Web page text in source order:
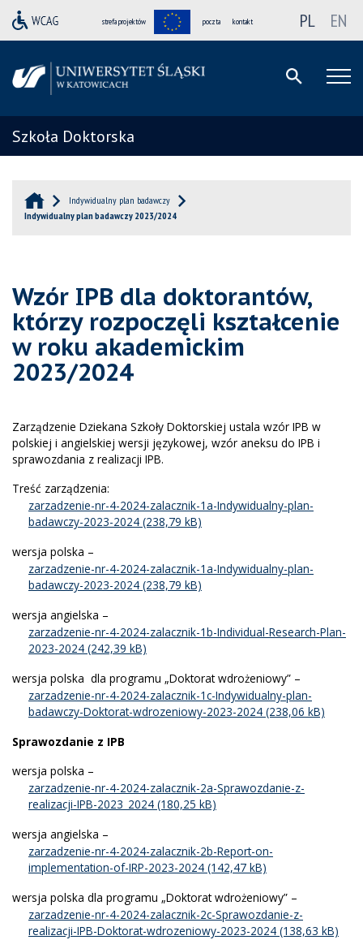
strefa projektów poczta kontakt PL EN
Szkoła Doktorska
Indywidualny plan badawczy
Indywidualny plan badawczy 2023/2024
Wzór IPB dla doktorantów,
którzy rozpoczęli kształcenie
w roku akademickim
2023/2024
Zarządzenie Dziekana Szkoły Doktorskiej ustala wzór IPB w
polskiej i angielskiej wersji językowej, wzór aneksu do IPB i
sprawozdania z realizacji IPB.
Treść zarządzenia:
zarzadzenie-nr-4-2024-zalacznik-1a-Indywidualny-plan-
badawczy-2023-2024
wersja polska –
zarzadzenie-nr-4-2024-zalacznik-1a-Indywidualny-plan-
badawczy-2023-2024
wersja angielska –
zarzadzenie-nr-4-2024-zalacznik-1b-Individual-Research-Plan-
2023-2024
wersja polska dla programu „Doktorat wdrożeniowy” –
zarzadzenie-nr-4-2024-zalacznik-1c-Indywidualny-plan-
badawczy-Doktorat-wdrozeniowy-2023-2024
Sprawozdanie z IPB
wersja polska –
zarzadzenie-nr-4-2024-zalacznik-2a-Sprawozdanie-z-
realizacji-IPB-2023_2024
wersja angielska –
zarzadzenie-nr-4-2024-zalacznik-2b-Report-on-
implementation-of-IRP-2023-2024
wersja polska dla programu „Doktorat wdrożeniowy” –
zarzadzenie-nr-4-2024-zalacznik-2c-Sprawozdanie-z-
realizacji-IPB-Doktorat-wdrozeniowy-2023-2024